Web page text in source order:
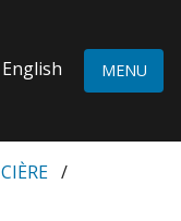
English MENU